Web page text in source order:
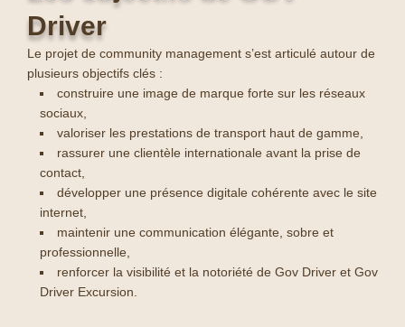
Driver
Le projet de community management s’est articulé autour de
plusieurs objectifs clés :
construire une image de marque forte sur les réseaux
sociaux,
valoriser les prestations de transport haut de gamme,
rassurer une clientèle internationale avant la prise de
contact,
développer une présence digitale cohérente avec le site
internet,
maintenir une communication élégante, sobre et
professionnelle,
renforcer la visibilité et la notoriété de Gov Driver et Gov
Driver Excursion.